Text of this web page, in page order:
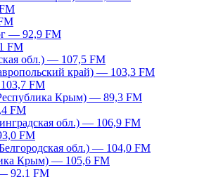
— 92,9 FM
FM
обл.) — 107,5 FM
край) — 103,3 FM
FM
Крым) — 89,3 FM
FM
обл.) — 106,9 FM
FM
обл.) — 104,0 FM
Крым) — 105,6 FM
92,1 FM